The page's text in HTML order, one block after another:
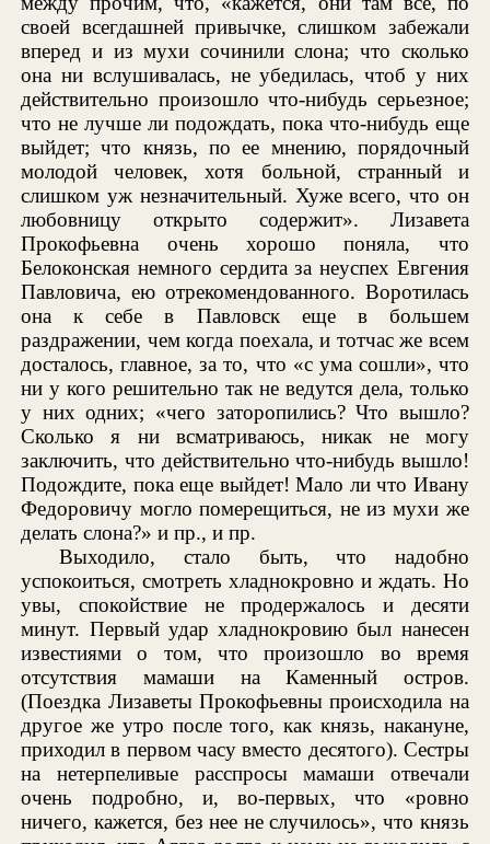
своей всегдашней привычке, слишком забежали
вперед и из мухи сочинили слона; что сколько
она ни вслушивалась, не убедилась, чтоб у них
действительно произошло что-нибудь серьезное;
что не лучше ли подождать, пока что-нибудь еще
выйдет; что князь, по ее мнению, порядочный
молодой человек, хотя больной, странный и
слишком уж незначительный. Хуже всего, что он
любовницу открыто содержит». Лизавета
Прокофьевна очень хорошо поняла, что
Белоконская немного сердита за неуспех Евгения
Павловича, ею отрекомендованного. Воротилась
она к себе в Павловск еще в большем
раздражении, чем когда поехала, и тотчас же всем
досталось, главное, за то, что «с ума сошли», что
ни у кого решительно так не ведутся дела, только
у них одних; «чего заторопились? Что вышло?
Сколько я ни всматриваюсь, никак не могу
заключить, что действительно что-нибудь вышло!
Подождите, пока еще выйдет! Мало ли что Ивану
Федоровичу могло померещиться, не из мухи же
делать слона?» и пр., и пр.
Выходило, стало быть, что надобно
успокоиться, смотреть хладнокровно и ждать. Но
увы, спокойствие не продержалось и десяти
минут. Первый удар хладнокровию был нанесен
известиями о том, что произошло во время
отсутствия мамаши на Каменный остров.
(Поездка Лизаветы Прокофьевны происходила на
другое же утро после того, как князь, накануне,
приходил в первом часу вместо десятого). Сестры
на нетерпеливые расспросы мамаши отвечали
очень подробно, и, во-первых, что «ровно
ничего, кажется, без нее не случилось», что князь